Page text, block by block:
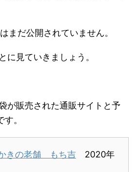
まだ公開されていません。
に見ていきましょう。
が販売された通販サイトと予
。
きの老舗 もち吉 2020年